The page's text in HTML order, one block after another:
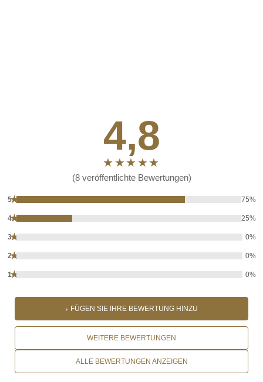
4,8
(8 veröffentlichte Bewertungen)
5★ 75%
4★ 25%
3★ 0%
2★ 0%
1★ 0%
FÜGEN SIE IHRE BEWERTUNG HINZU
WEITERE BEWERTUNGEN
ALLE BEWERTUNGEN ANZEIGEN